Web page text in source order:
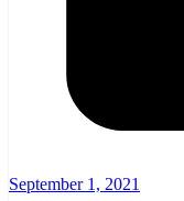
September 1, 2021